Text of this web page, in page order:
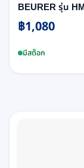
BEURER รุ่น
฿1,080
มีสต็อก